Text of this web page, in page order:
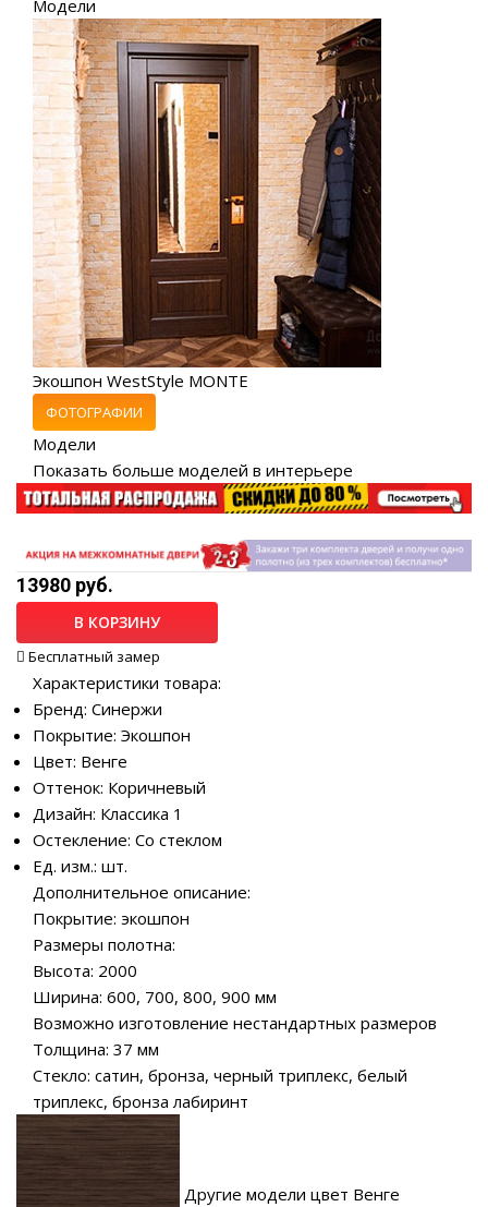
Модели
Экошпон WestStyle MONTE
ФОТОГРАФИИ
Модели
Показать больше моделей в интерьере
13980 руб.
В КОРЗИНУ
Бесплатный замер
Характеристики товара:
Бренд: Синержи
Покрытие: Экошпон
Цвет: Венге
Оттенок: Коричневый
Дизайн: Классика 1
Остекление: Со стеклом
Ед. изм.: шт.
Дополнительное описание:
Покрытие: экошпон
Размеры полотна:
Высота: 2000
Ширина: 600, 700, 800, 900 мм
Возможно изготовление нестандартных размеров
Толщина: 37 мм
Стекло: сатин, бронза, черный триплекс, белый
триплекс, бронза лабиринт
Другие модели цвет Венге